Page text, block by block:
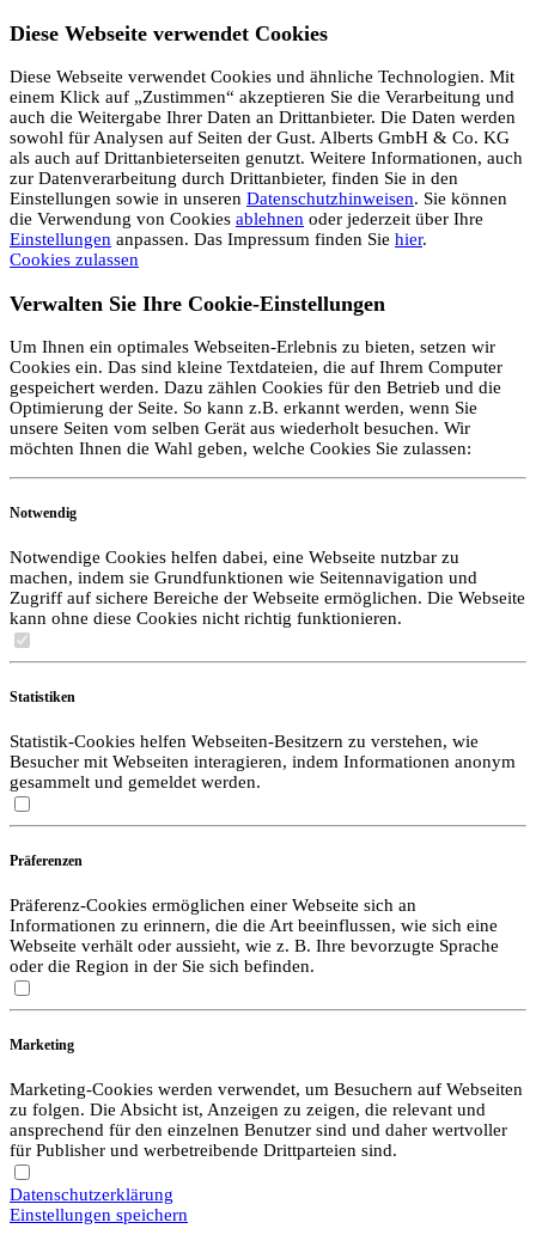
Diese Webseite verwendet Cookies
Diese Webseite verwendet Cookies und ähnliche Technologien. Mit
einem Klick auf „Zustimmen“ akzeptieren Sie die Verarbeitung und
auch die Weitergabe Ihrer Daten an Drittanbieter. Die Daten werden
sowohl für Analysen auf Seiten der Gust. Alberts GmbH & Co. KG
als auch auf Drittanbieterseiten genutzt. Weitere Informationen, auch
zur Datenverarbeitung durch Drittanbieter, finden Sie in den
Einstellungen sowie in unseren Datenschutzhinweisen. Sie können
die Verwendung von Cookies ablehnen oder jederzeit über Ihre
Einstellungen anpassen. Das Impressum finden Sie hier.
Cookies zulassen
Verwalten Sie Ihre Cookie-Einstellungen
Um Ihnen ein optimales Webseiten-Erlebnis zu bieten, setzen wir
Cookies ein. Das sind kleine Textdateien, die auf Ihrem Computer
gespeichert werden. Dazu zählen Cookies für den Betrieb und die
Optimierung der Seite. So kann z.B. erkannt werden, wenn Sie
unsere Seiten vom selben Gerät aus wiederholt besuchen. Wir
möchten Ihnen die Wahl geben, welche Cookies Sie zulassen:
Notwendig
Notwendige Cookies helfen dabei, eine Webseite nutzbar zu
machen, indem sie Grundfunktionen wie Seitennavigation und
Zugriff auf sichere Bereiche der Webseite ermöglichen. Die Webseite
kann ohne diese Cookies nicht richtig funktionieren.
Statistiken
Statistik-Cookies helfen Webseiten-Besitzern zu verstehen, wie
Besucher mit Webseiten interagieren, indem Informationen anonym
gesammelt und gemeldet werden.
Präferenzen
Präferenz-Cookies ermöglichen einer Webseite sich an
Informationen zu erinnern, die die Art beeinflussen, wie sich eine
Webseite verhält oder aussieht, wie z. B. Ihre bevorzugte Sprache
oder die Region in der Sie sich befinden.
Marketing
Marketing-Cookies werden verwendet, um Besuchern auf Webseiten
zu folgen. Die Absicht ist, Anzeigen zu zeigen, die relevant und
ansprechend für den einzelnen Benutzer sind und daher wertvoller
für Publisher und werbetreibende Drittparteien sind.
Datenschutzerklärung
Einstellungen speichern